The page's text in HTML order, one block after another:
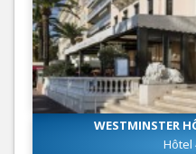
WESTMINSTER
Hôtel